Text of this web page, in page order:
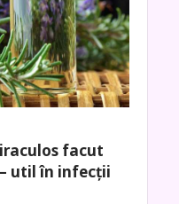
facut
util în infecții